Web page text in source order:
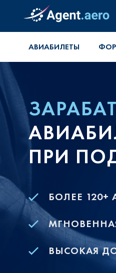
АВИАБИЛЕТЫ
ПРИ
БОЛЕЕ
ВЫСОКАЯ